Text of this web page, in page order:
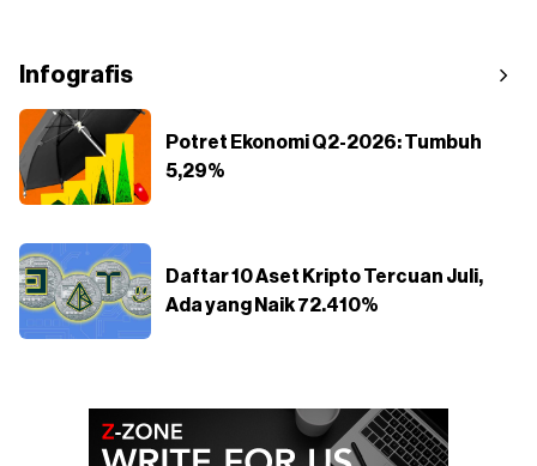
Infografis
Potret Ekonomi Q2-2026: Tumbuh
5,29%
Daftar 10 Aset Kripto Tercuan Juli,
Ada yang Naik 72.410%